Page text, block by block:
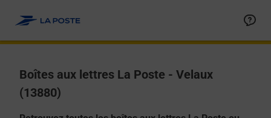
Boîtes aux lettres La Poste - Velaux
(13880)